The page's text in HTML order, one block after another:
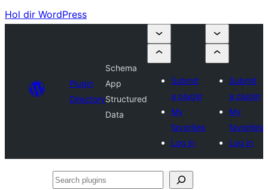
Hol dir WordPress
Plugin
Directory
Schema
App
Structured
Data
Submit
a plugin
My
favorites
Log in
Submit
a plugin
My
favorites
Log in
Search